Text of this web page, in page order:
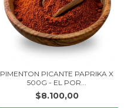
PIMENTON PICANTE PAPRIKA X
500G - EL POR...
$8.100,00